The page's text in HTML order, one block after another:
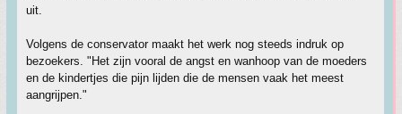
uit.
Volgens de conservator maakt het werk nog steeds indruk op
bezoekers. "Het zijn vooral de angst en wanhoop van de moeders
en de kindertjes die pijn lijden die de mensen vaak het meest
aangrijpen."